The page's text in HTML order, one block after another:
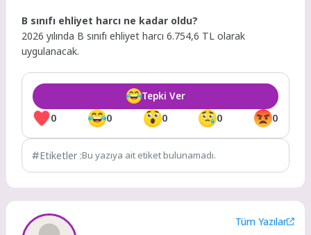
B sınıfı ehliyet harcı ne kadar oldu?
2026 yılında B sınıfı ehliyet harcı 6.754,6 TL olarak
uygulanacak.
0 0 0 0 0
Tepki Ver
Etiketler :Bu yazıya ait etiket bulunamadı.
Tüm Yazılar